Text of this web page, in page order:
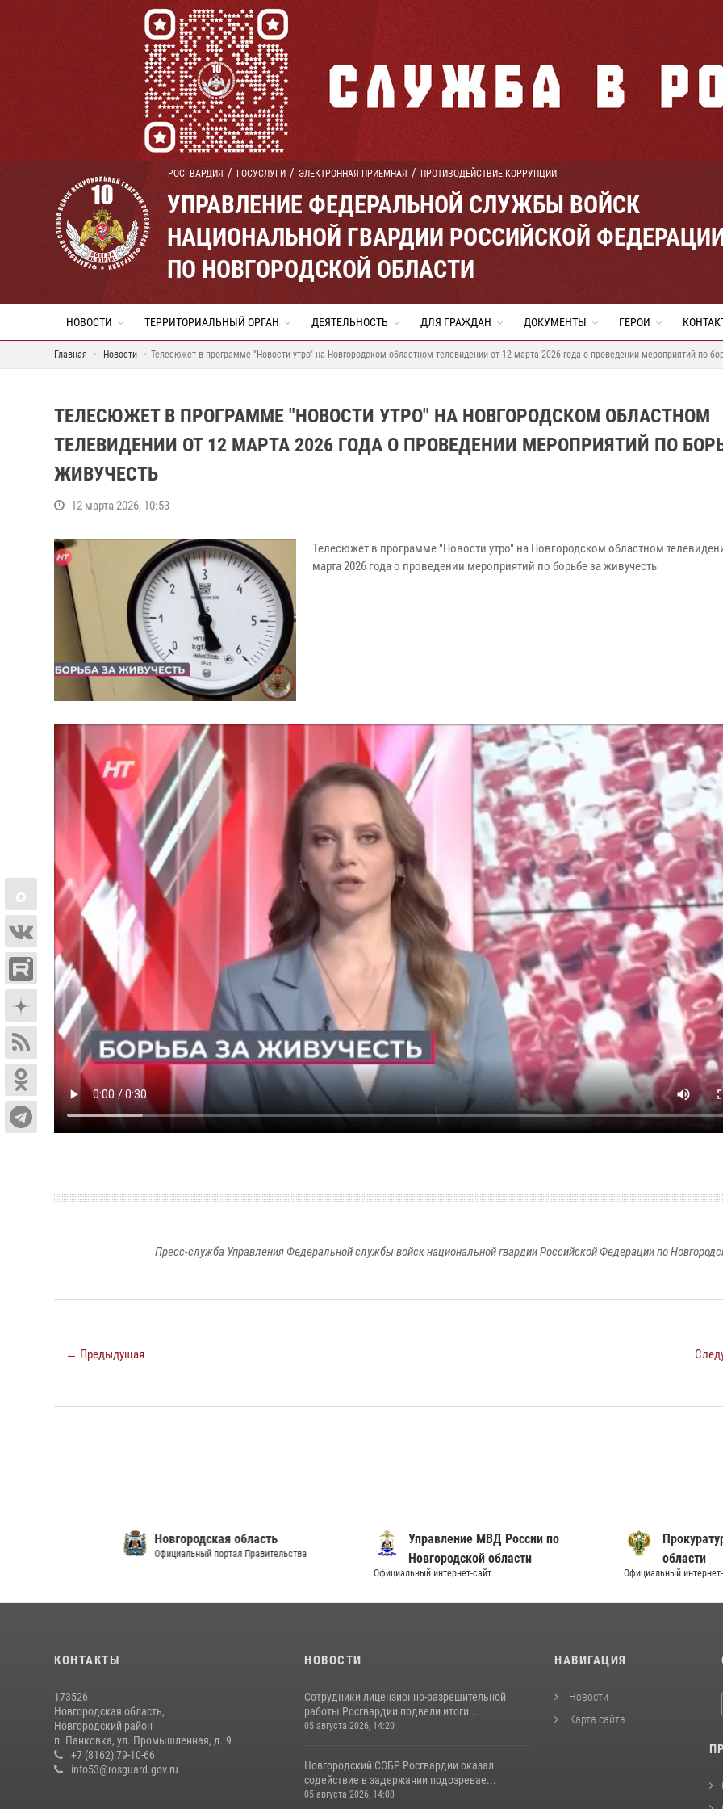
РОСГВАРДИЯ ГОСУСЛУГИ ЭЛЕКТРОННАЯ ПРИЕМНАЯ ПРОТИВОДЕЙСТВИЕ КОРРУПЦИИ
УПРАВЛЕНИЕ ФЕДЕРАЛЬНОЙ СЛУЖБЫ ВОЙСК
НАЦИОНАЛЬНОЙ ГВАРДИИ РОССИЙСКОЙ
ПО НОВГОРОДСКОЙ ОБЛАСТИ
НОВОСТИ ТЕРРИТОРИАЛЬНЫЙ ОРГАН ДЕЯТЕЛЬНОСТЬ ДЛЯ ГРАЖДАН ДОКУМЕНТЫ ГЕРОИ
Главная Новости Телесюжет в программе "Новости утро" на Новгородском областном телевидении от 12 марта 2026 года о проведении мероприятий по
ТЕЛЕСЮЖЕТ В ПРОГРАММЕ "НОВОСТИ УТРО" НА НОВГОРОДСКОМ ОБЛАСТНОМ
ТЕЛЕВИДЕНИИ ОТ 12 МАРТА 2026 ГОДА О ПРОВЕДЕНИИ МЕРОПРИЯТИЙ ПО
ЖИВУЧЕСТЬ
12 марта 2026, 10:53
Телесюжет в программе "Новости утро" на Новгородском областном
марта 2026 года о проведении мероприятий по борьбе за живучесть
Пресс-служба Управления Федеральной службы войск национальной гвардии Российской Федерации по
← Предыдущая
Новгородская область
Официальный портал Правительства
Управление МВД России по
Новгородской области
Официальный интернет-сайт
Прокуратура
Официальный интернет-сайт
КОНТАКТЫ
173526
Новгородская область,
Новгородский район
п. Панковка, ул. Промышленная, д. 9
+7 (8162) 79-10-66
info53@rosguard.gov.ru
НОВОСТИ
Сотрудники лицензионно-разрешительной
работы Росгвардии подвели итоги ...
05 августа 2026, 14:20
Новгородский СОБР Росгвардии оказал
содействие в задержании подозревае...
05 августа 2026, 14:08
НАВИГАЦИЯ
Новости
Карта сайта